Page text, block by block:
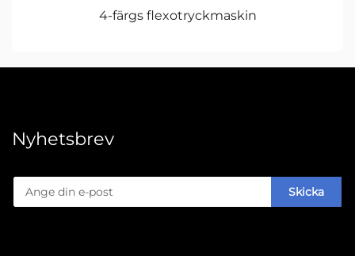
4-färgs flexotryckmaskin
Nyhetsbrev
Skicka